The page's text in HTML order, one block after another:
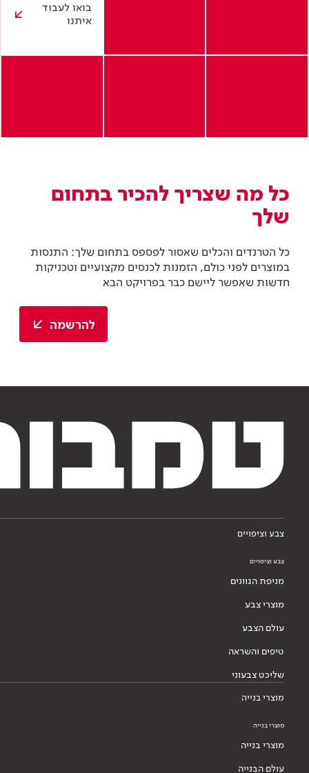
בואו לעבוד
איתנו
כל מה שצריך להכיר בתחום
שלך
כל הטרנדים והכלים שאסור לפספס בתחום שלך: התנסות
במוצרים לפני כולם, הזמנות לכנסים מקצועיים וטכניקות
חדשות שאפשר ליישם כבר בפרויקט הבא
להרשמה
צבע וציפויים
צבע וציפויים
מניפת הגוונים
מוצרי צבע
עולם הצבע
טיפים והשראה
שליכט צבעוני
מוצרי בנייה
מוצרי בנייה
מוצרי בנייה
עולם הבנייה